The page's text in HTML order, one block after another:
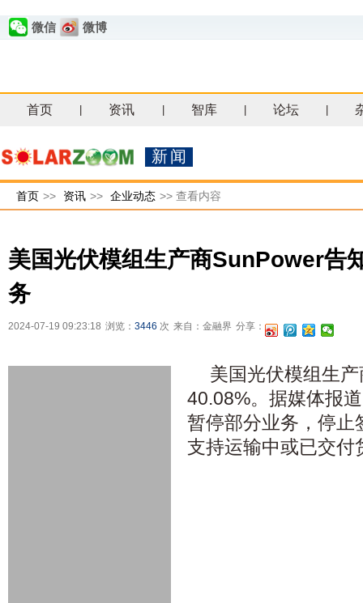
微信 微博
首页 资讯 智库 论坛
新闻
首页 >> 资讯 >> 企业动态 >> 查看内容
美国光伏模组生产商SunPower告
务
2024-07-19 09:23:18 浏览： 3446 次 来自：金融界 分享：
美国光伏模组生
40.08%。据媒体报
暂停部分业务，停止
支持运输中或已交付